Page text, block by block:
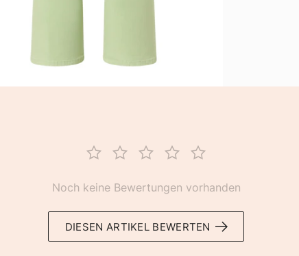
Noch keine Bewertungen vorhanden
DIESEN ARTIKEL BEWERTEN